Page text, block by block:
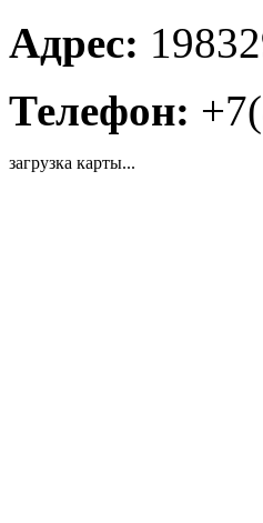
Адрес:
Телефон:
загрузка карты...